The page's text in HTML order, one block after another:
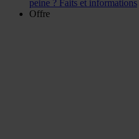
peine ? Faits et informations
Offre